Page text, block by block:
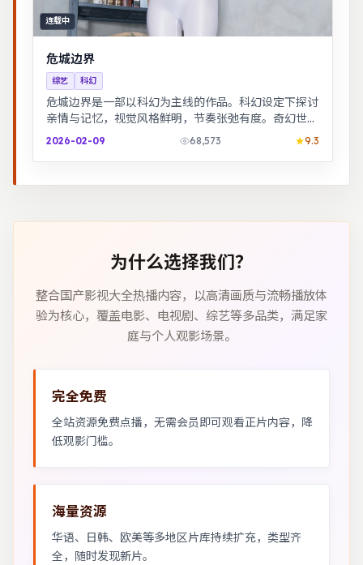
连载中
危城边界
综艺 科幻
危城边界是一部以科幻为主线的作品。科幻设定下探讨
亲情与记忆，视觉风格鲜明，节奏张弛有度。奇幻世界
观完整，伏笔回收利落，适合系列化追看。
2026-02-09 68,573 9.3
为什么选择我们？
整合国产影视大全热播内容，以高清画质与流畅播放体
验为核心，覆盖电影、电视剧、综艺等多品类，满足家
庭与个人观影场景。
完全免费
全站资源免费点播，无需会员即可观看正片内容，降
低观影门槛。
海量资源
华语、日韩、欧美等多地区片库持续扩充，类型齐
全，随时发现新片。